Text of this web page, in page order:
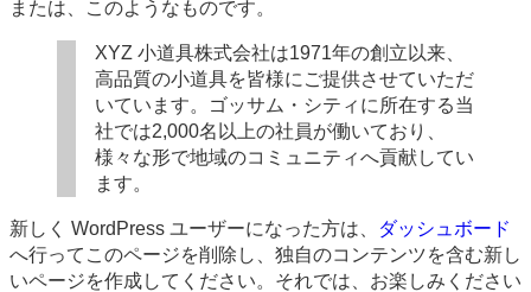
または、このようなものです。
XYZ 小道具株式会社は1971年の創立以来、
高品質の小道具を皆様にご提供させていただ
いています。ゴッサム・シティに所在する当
社では2,000名以上の社員が働いており、
様々な形で地域のコミュニティへ貢献してい
ます。
新しく WordPress ユーザーになった方は、
ダッシュボード
へ行ってこのページを削除し、独自のコンテンツを含む新し
いページを作成してください。それでは、お楽しみください